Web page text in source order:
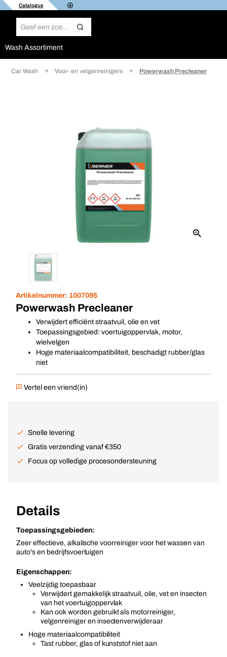
Catalogus
Wash Assortiment
Car Wash Voor- en velgenreinigers Powerwash Precleaner
Artikelnummer: 1007095
Powerwash Precleaner
Verwijdert efficiënt straatvuil, olie en vet
Toepassingsgebied: voertuigoppervlak, motor,
wielvelgen
Hoge materiaalcompatibiliteit, beschadigt rubber/glas
niet
Vertel een vriend(in)
Snelle levering
Gratis verzending vanaf €350
Focus op volledige procesondersteuning
Details
Toepassingsgebieden:
Zeer effectieve, alkalische voorreiniger voor het wassen van
auto's en bedrijfsvoertuigen
Eigenschappen:
Veelzijdig toepasbaar
Verwijdert gemakkelijk straatvuil, olie, vet en insecten
van het voertuigoppervlak
Kan ook worden gebruikt als motorreiniger,
velgenreiniger en insectenverwijderaar
Hoge materiaalcompatibiliteit
Tast rubber, glas of kunststof niet aan